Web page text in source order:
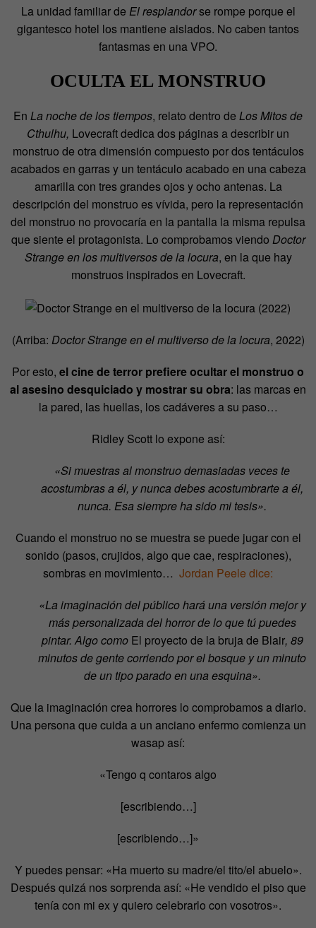
La unidad familiar de El resplandorse rompe porque el
gigantesco hotel los mantiene aislados. No caben tantos
fantasmas en una VPO.
OCULTA EL MONSTRUO
En La noche de los tiempos, relato dentro de Los Mitos de
Cthulhu, Lovecraft dedica dos páginas a describir un
monstruo de otra dimensión compuesto por dos tentáculos
acabados en garras y un tentáculo acabado en una cabeza
amarilla con tres grandes ojos y ocho antenas. La
descripción del monstruo es vívida, pero la representación
del monstruo no provocaría en la pantalla la misma repulsa
que siente el protagonista. Lo comprobamos viendo Doctor
Strange en los multiversos de la locura, en la que hay
monstruos inspirados en Lovecraft.
(Arriba: Doctor Strange en el multiverso de la locura, 2022)
Por esto, el cine de terror prefiere ocultar el monstruo o
al asesino desquiciado y mostrar su obra: las marcas en
la pared, las huellas, los cadáveres a su paso…
Ridley Scott lo expone así:
«Si muestras al monstruo demasiadas veces te
acostumbras a él, y nunca debes acostumbrarte a él,
nunca. Esa siempre ha sido mi tesis».
Cuando el monstruo no se muestra se puede jugar con el
sonido (pasos, crujidos, algo que cae, respiraciones),
sombras en movimiento… Jordan Peele dice:
«La imaginación del público hará una versión mejor y
más personalizada del horror de lo que tú puedes
pintar. Algo como El proyecto de la bruja de Blair, 89
minutos de gente corriendo por el bosque y un minuto
de un tipo parado en una esquina».
Que la imaginación crea horrores lo comprobamos a diario.
Una persona que cuida a un anciano enfermo comienza un
wasap así:
«Tengo q contaros algo
[escribiendo…]
[escribiendo…]»
Y puedes pensar: «Ha muerto su madre/el tito/el abuelo».
Después quizá nos sorprenda así: «He vendido el piso que
tenía con mi ex y quiero celebrarlo con vosotros».